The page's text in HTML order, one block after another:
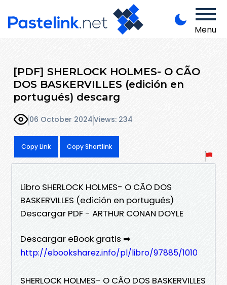
Menu
[PDF] SHERLOCK HOLMES- O CÃO
DOS BASKERVILLES (edición en
portugués) descarg
06 October 2024Views: 234
Copy Link Copy Shortlink
Libro SHERLOCK HOLMES- O CÃO DOS
BASKERVILLES (edición en portugués)
Descargar PDF - ARTHUR CONAN DOYLE
Descargar eBook gratis ➡
http://ebooksharez.info/pl/libro/97885/1010
SHERLOCK HOLMES- O CÃO DOS BASKERVILLES